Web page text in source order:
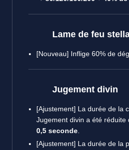
Lame de feu
[Nouveau] Inflige 60% de
Jugement divin
[Ajustement] La durée de la
Jugement divin a été réduite
0,5 seconde
[Ajustement] La durée de la